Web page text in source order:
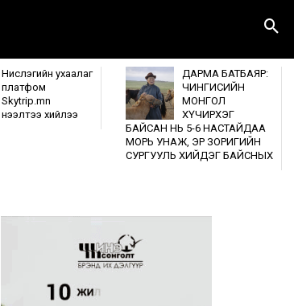
Нислэгийн ухаалаг
платфом
Skytrip.mn
нээлтээ хийлээ
ДАРМА БАТБАЯР:
ЧИНГИСИЙН
МОНГОЛ
ХҮЧИРХЭГ
БАЙСАН НЬ 5-6 НАСТАЙДАА
МОРЬ УНАЖ, ЭР ЗОРИГИЙН
СУРГУУЛЬ ХИЙДЭГ БАЙСНЫХ